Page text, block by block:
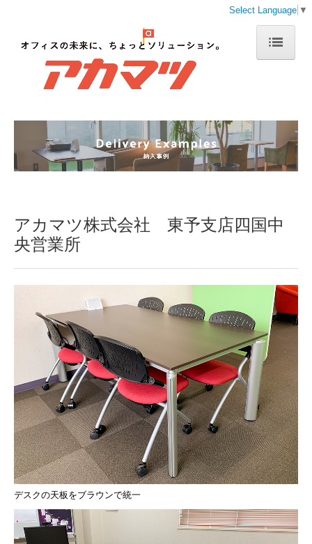
Select Language ▼
トップページ
通販事業
お問い合わせ
修理受付フォーム
アカマツ株式会社 東予支店四国中
央営業所
デスクの天板をブラウンで統一